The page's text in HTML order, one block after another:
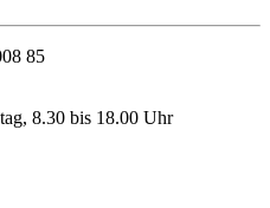
85
8.30 bis 18.00 Uhr